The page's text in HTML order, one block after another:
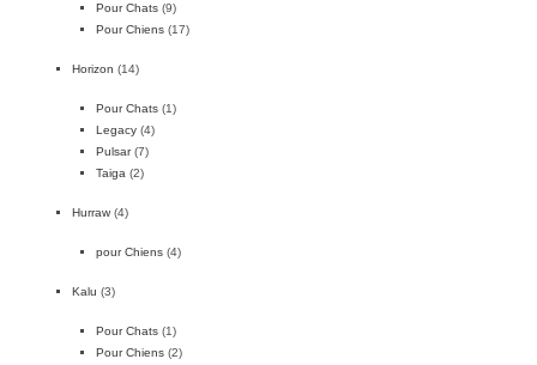
Pour Chats (9)
Pour Chiens (17)
Horizon (14)
Pour Chats (1)
Legacy (4)
Pulsar (7)
Taiga (2)
Hurraw (4)
pour Chiens (4)
Kalu (3)
Pour Chats (1)
Pour Chiens (2)